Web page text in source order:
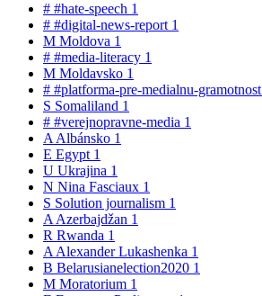
# #hate-speech 1
# #digital-news-report 1
M Moldova 1
# #media-literacy 1
M Moldavsko 1
# #platforma-pre-medialnu-gramotnost
S Somaliland 1
# #verejnopravne-media 1
A Albánsko 1
E Egypt 1
U Ukrajina 1
N Nina Fasciaux 1
S Solution journalism 1
A Azerbajdžan 1
R Rwanda 1
A Alexander Lukashenka 1
B Belarusianelection2020 1
M Moratorium 1